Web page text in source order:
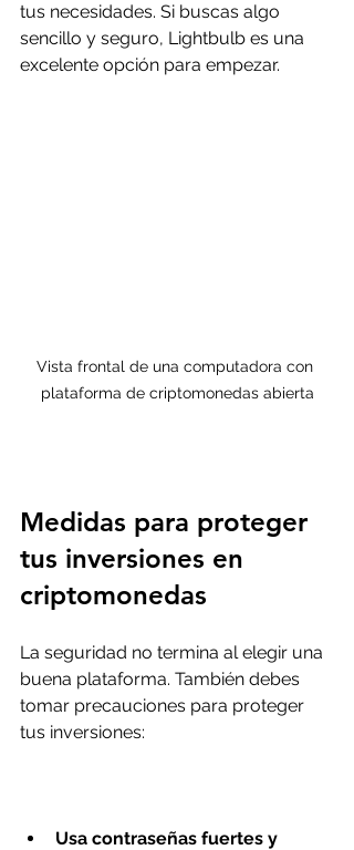
tus necesidades. Si buscas algo
sencillo y seguro, Lightbulb es una
excelente opción para empezar.
Vista frontal de una computadora con
plataforma de criptomonedas abierta
Medidas para proteger
tus inversiones en
criptomonedas
La seguridad no termina al elegir una
buena plataforma. También debes
tomar precauciones para proteger
tus inversiones:
Usa contraseñas fuertes y